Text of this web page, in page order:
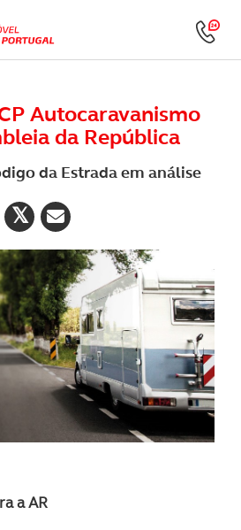
Autocaravanismo
da República
da Estrada em análise
a AR